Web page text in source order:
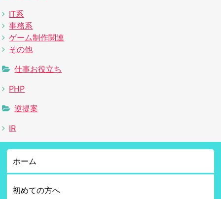
IT系
事務系
ゲーム制作関連
その他
仕事お役立ち
PHP
逆提案
IR
ホーム
初めての方へ